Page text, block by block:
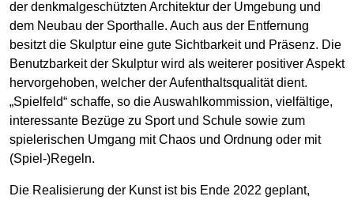
der denkmalgeschützten Architektur der Umgebung und
dem Neubau der Sporthalle. Auch aus der Entfernung
besitzt die Skulptur eine gute Sichtbarkeit und Präsenz. Die
Benutzbarkeit der Skulptur wird als weiterer positiver Aspekt
hervorgehoben, welcher der Aufenthaltsqualität dient.
„Spielfeld“ schaffe, so die Auswahlkommission, vielfältige,
interessante Bezüge zu Sport und Schule sowie zum
spielerischen Umgang mit Chaos und Ordnung oder mit
(Spiel-)Regeln.
Die Realisierung der Kunst ist bis Ende 2022 geplant,